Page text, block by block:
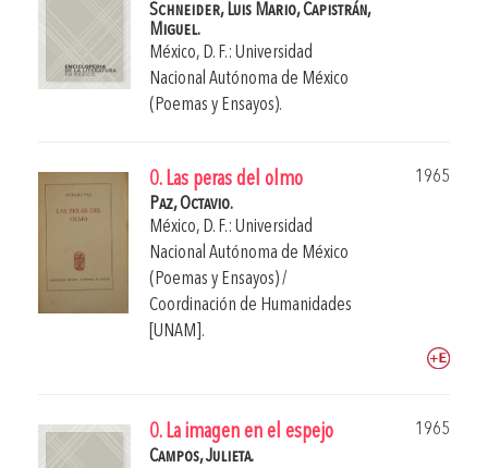
Schneider, Luis Mario,Capistrán,
Miguel.
México, D. F.: Universidad
Nacional Autónoma de México
(Poemas y Ensayos).
0. Las peras del olmo
1965
Paz, Octavio.
México, D. F.: Universidad
Nacional Autónoma de México
(Poemas y Ensayos) /
Coordinación de Humanidades
[UNAM].
0. La imagen en el espejo
1965
Campos, Julieta.